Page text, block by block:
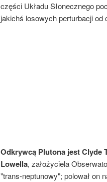
części Układu Słonecznego
jakichś losowych perturbacji od
Odkrywcą Plutona jest Clyde
Lowella, założyciela
"trans-neptunowy"; polował on